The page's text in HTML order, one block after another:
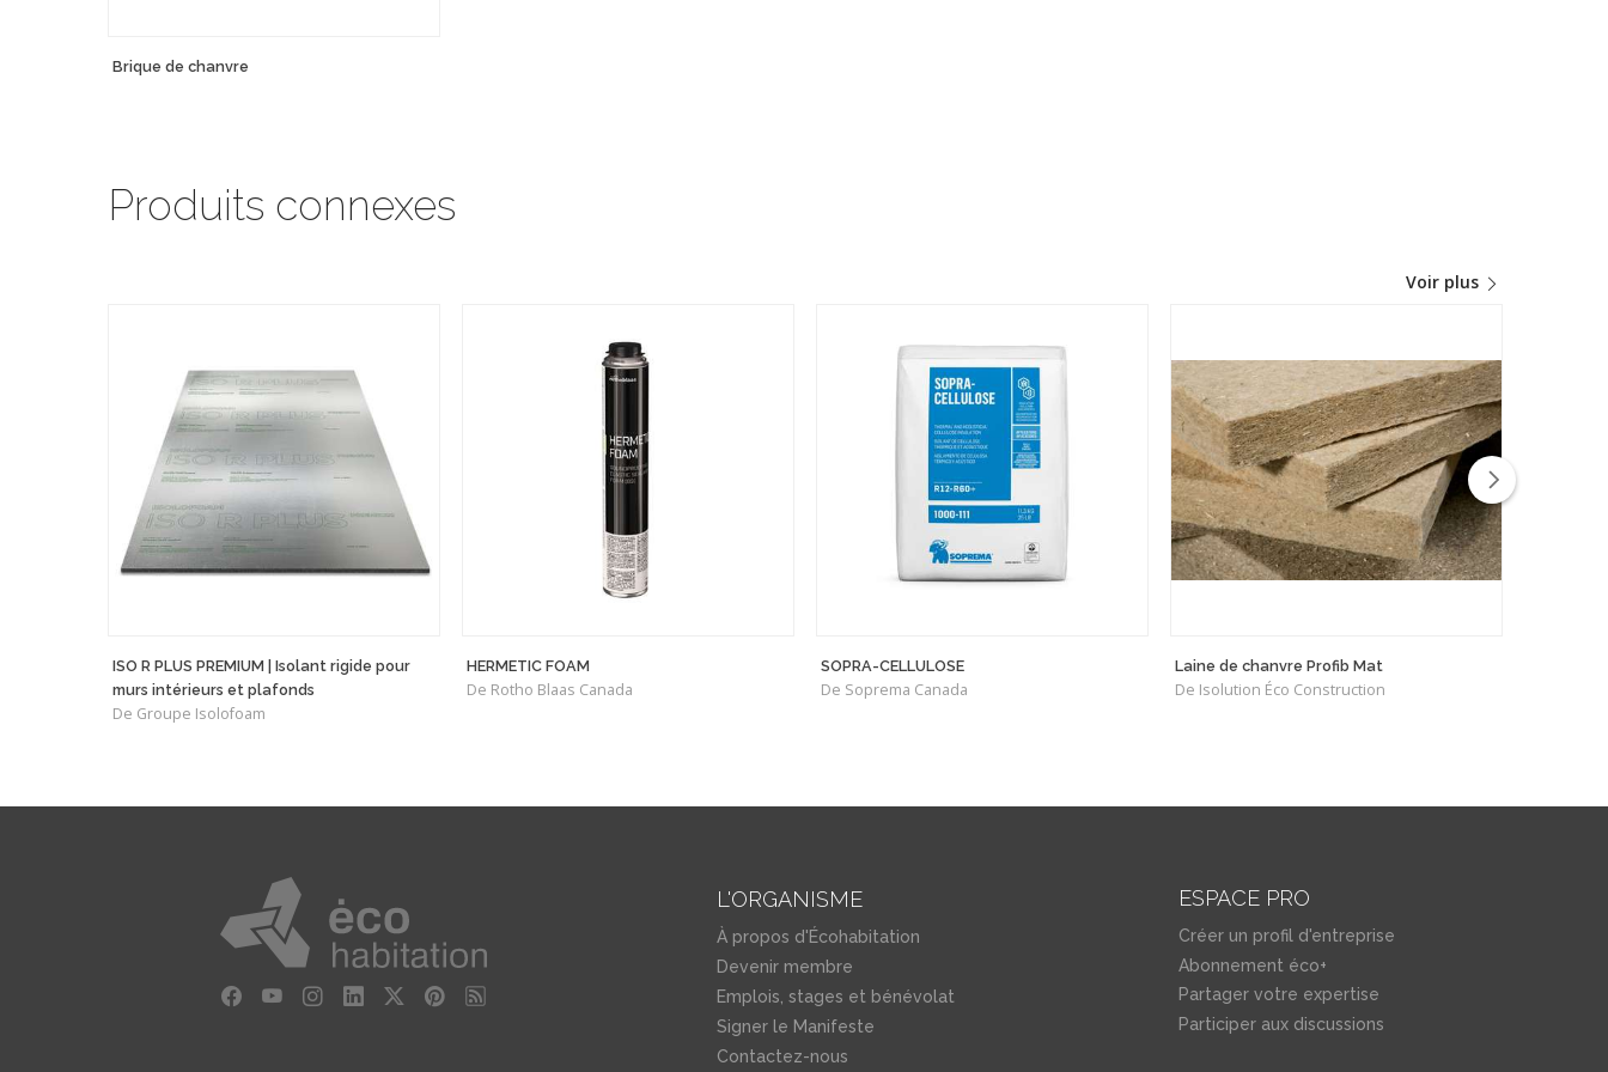
Brique de chanvre
Produits connexes
Voir plus
ISO R PLUS PREMIUM | Isolant rigide pour
murs intérieurs et plafonds
De Groupe Isolofoam
HERMETIC FOAM
De Rotho Blaas Canada
SOPRA-CELLULOSE
De Soprema Canada
Laine de chanvre Profib Mat
De Isolution Éco Construction
L'ORGANISME
À propos d'Écohabitation
Devenir membre
Emplois, stages et bénévolat
Signer le Manifeste
Contactez-nous
ESPACE PRO
Créer un profil d'entreprise
Abonnement éco+
Partager votre expertise
Participer aux discussions